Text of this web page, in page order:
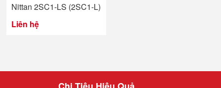
Nittan 2SC1-LS (2SC1-L)
Liên hệ